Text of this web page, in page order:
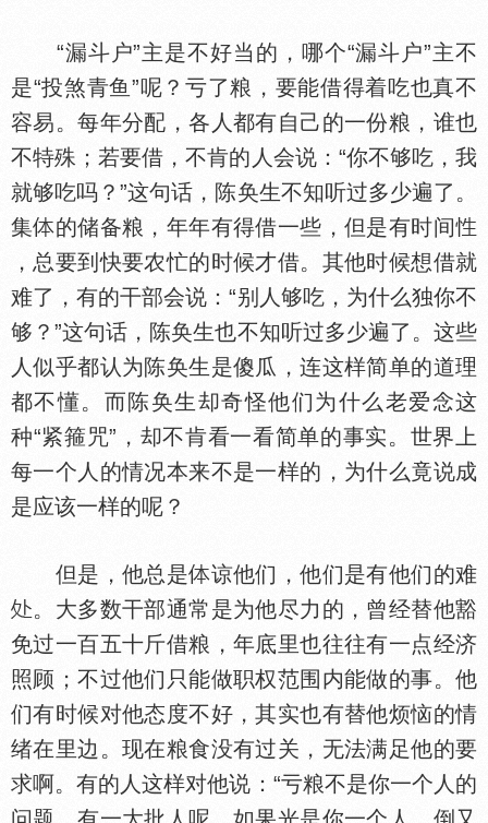
“漏斗户”主是不好当的，哪个“漏斗户”主不
是“投煞青鱼”呢？亏了粮，要能借得着吃也真不
容易。每年分配，各人都有自己的一份粮，谁也
不特殊；若要借，不肯的人会说：“你不够吃，我
就够吃吗？”这句话，陈奂生不知听过多少遍了。
集
的储备粮，年年有得借一些，但是有时间
，总要到快要农忙的时候才借。其他时候想借就
难了，有的干部会说：“别人够吃，为什么独你不
够？”这句话，陈奂生也不知听过多少遍了。这些
人似乎都认为陈奂生是傻瓜，连这样简单的道理
都不懂。而陈奂生却奇怪他们为什么老爱念这
种“紧箍咒”，却不肯看一看简单的事实。世界上
每一个人的情况本来不是一样的，为什么竟说成
是应该一样的呢？
但是，他总是
谅他们，他们是有他们的难
。大多数干部通常是为他尽力的，曾经替他豁
免过一百五十斤借粮，年底里也往往有一点经济
照顾；不过他们只能做职权范围内能做的事。他
们有时候对他态度不好，其实也有替他烦恼的情
绪在里边。现在粮食没有过关，无法满足他的要
求啊。有的人这样对他说：“亏粮不是你一个人的